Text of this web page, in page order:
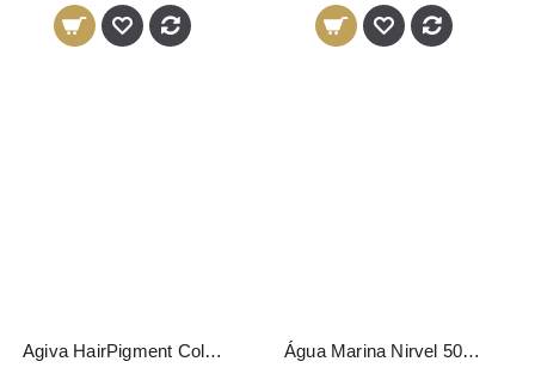
Agiva HairPigment Color Wax White 03 120g Água Marina Nirvel 500ml